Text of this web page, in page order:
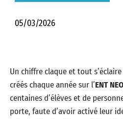
05/03/2026
Un chiffre claque et tout
créés chaque année sur l’ENT
centaines d’élèves et de
porte, faute d’avoir activé leur